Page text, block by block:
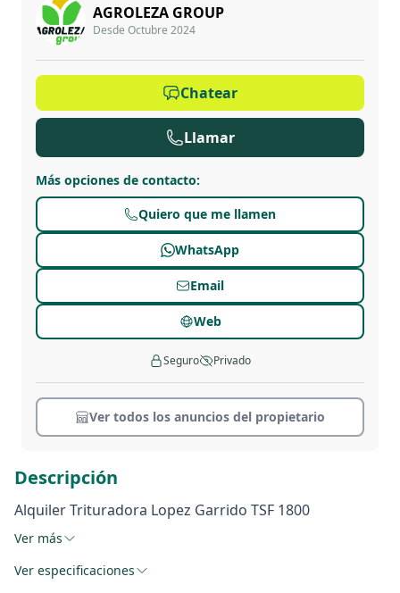
Descripción
Alquiler Trituradora Lopez Garrido TSF 1800
Ver más
Ver especificaciones
AGROLEZA GROUP
Desde Octubre 2024
Chatear
Llamar
Más opciones de contacto:
Quiero que me llamen
WhatsApp
Email
Web
Seguro Privado
Ver todos los anuncios del propietario